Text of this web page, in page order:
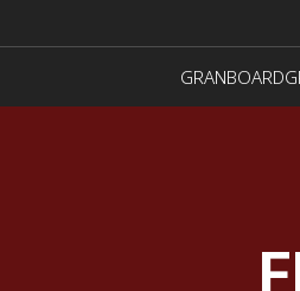
GRANBOARD